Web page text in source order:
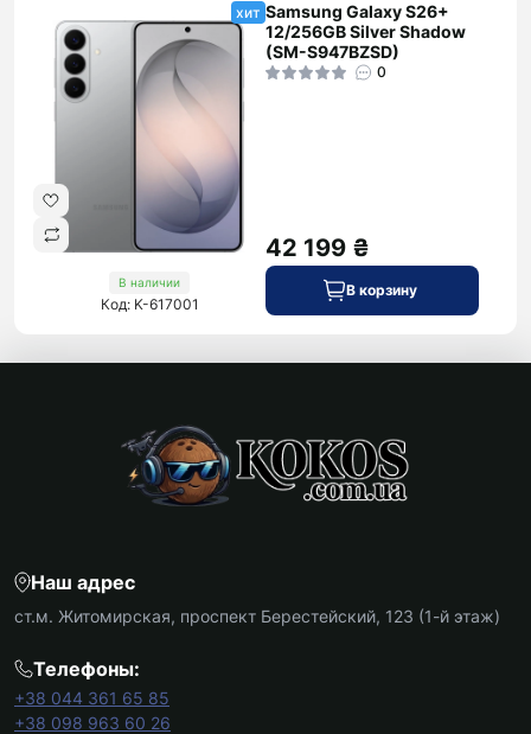
хит
В наличии
Код: K-617001
Samsung Galaxy S26+
12/256GB Silver Shadow
(SM-S947BZSD)
0
42 199 ₴
В корзину
Наш адрес
ст.м. Житомирская, проспект Берестейский, 123 (1-й этаж)
Телефоны:
+38 044 361 65 85
+38 098 963 60 26